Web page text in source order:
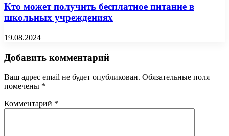
Кто может получить бесплатное питание в
школьных учреждениях
19.08.2024
Добавить комментарий
Ваш адрес email не будет опубликован. Обязательные поля
помечены *
Комментарий *